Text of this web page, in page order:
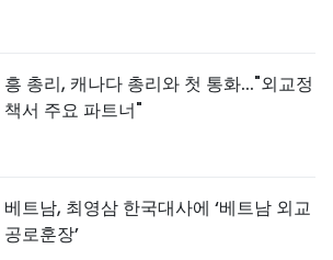
흥 총리, 캐나다 총리와 첫 통화..."외교정
책서 주요 파트너"
베트남, 최영삼 한국대사에 ‘베트남 외교
공로훈장’